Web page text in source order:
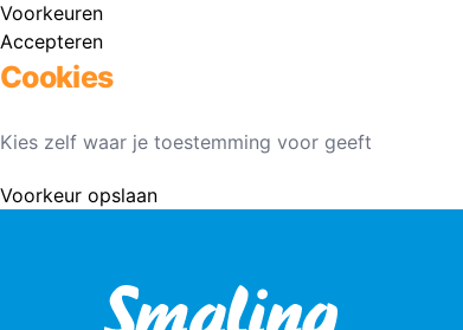
Voorkeuren
Accepteren
Cookies
Kies zelf waar je toestemming voor geeft
Voorkeur opslaan